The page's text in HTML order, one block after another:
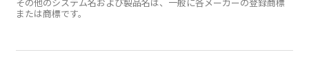
または商標です。